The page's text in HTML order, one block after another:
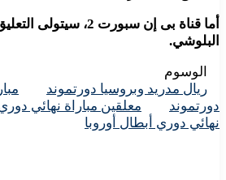
أما قناة بى إن سبورت 2،
البلوشي.
الوسوم
ريال مدريد وبروسيا دورتموند
دورتموند
معلقين مباراة نهائي
نهائي دوري أبطال أوروبا